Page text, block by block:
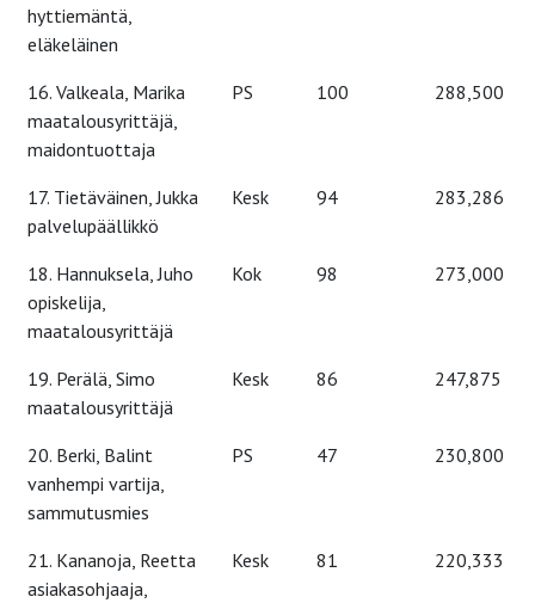
hyttiemäntä,
eläkeläinen
16. Valkeala, Marika
maatalousyrittäjä,
maidontuottaja
PS 100 288,500
17. Tietäväinen, Jukka
palvelupäällikkö
Kesk 94 283,286
18. Hannuksela, Juho
opiskelija,
maatalousyrittäjä
Kok 98 273,000
19. Perälä, Simo
maatalousyrittäjä
Kesk 86 247,875
20. Berki, Balint
vanhempi vartija,
sammutusmies
PS 47 230,800
21. Kananoja, Reetta
asiakasohjaaja,
Kesk 81 220,333